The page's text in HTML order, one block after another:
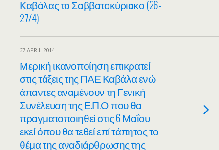
Καβάλας το Σαββατοκύριακο (26-
27/4)
27 APRIL 2014
Μερική ικανοποίηση επικρατεί
στις τάξεις της ΠΑΕ Καβάλα ενώ
άπαντες αναμένουν τη Γενική
Συνέλευση της Ε.Π.Ο. που θα
πραγματοποιηθεί στις 6 Μαΐου
εκεί όπου θα τεθεί επί τάπητος το
θέμα της αναδιάρθρωσης της